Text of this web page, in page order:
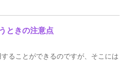
ときの注意点
ることができるのですが、そこには